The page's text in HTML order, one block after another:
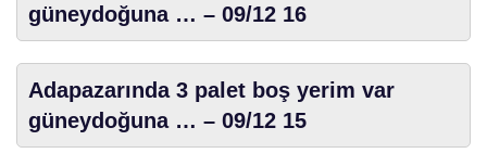
güneydoğuna … – 09/12 16
Adapazarında 3 palet boş yerim var
güneydoğuna … – 09/12 15